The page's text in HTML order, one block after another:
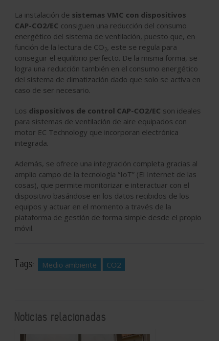
La instalación de sistemas VMC con dispositivos
CAP-CO2/EC consiguen una reducción del consumo
energético del sistema de ventilación, puesto que, en
función de la lectura de CO 2, este se regula para
conseguir el equilibrio perfecto. De la misma forma, se
logra una reducción también en el consumo energético
del sistema de climatización dado que solo se activa en
caso de ser necesario.
Los dispositivos de control CAP-CO2/EC son ideales
para sistemas de ventilación de aire equipados con
motor EC Technology que incorporan electrónica
integrada.
Además, se ofrece una integración completa gracias al
amplio campo de la tecnología “IoT” (El Internet de las
cosas), que permite monitorizar e interactuar con el
dispositivo basándose en los datos recibidos de los
equipos y actuar en el momento a través de la
plataforma de gestión de forma simple desde el propio
móvil.
Tags: Medio ambiente CO2
Noticias relacionadas